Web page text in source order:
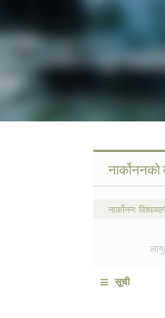
नार्कोननको
नार्कोनन:
≡ सूची